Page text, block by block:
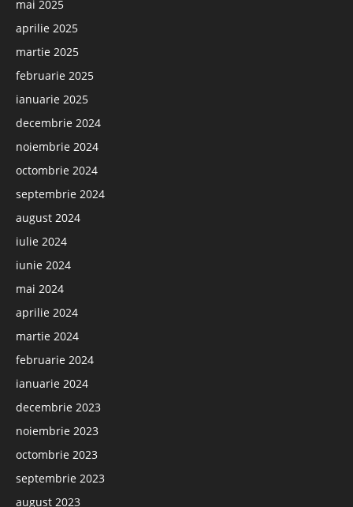
mai 2025
aprilie 2025
martie 2025
februarie 2025
ianuarie 2025
decembrie 2024
noiembrie 2024
octombrie 2024
septembrie 2024
august 2024
iulie 2024
iunie 2024
mai 2024
aprilie 2024
martie 2024
februarie 2024
ianuarie 2024
decembrie 2023
noiembrie 2023
octombrie 2023
septembrie 2023
august 2023